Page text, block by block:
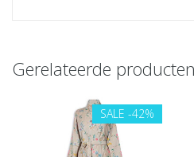
Gerelateerde producten
SALE -42%